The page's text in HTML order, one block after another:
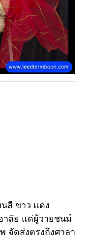
สี ขาว แดง
าลัย แด่ผู้วายชนม์
จัดส่งตรงถึงศาลา